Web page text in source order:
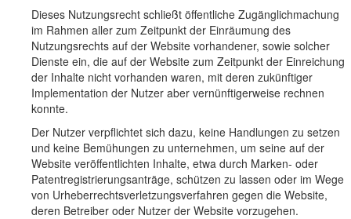
Dieses Nutzungsrecht schließt öffentliche Zugänglichmachung
im Rahmen aller zum Zeitpunkt der Einräumung des
Nutzungsrechts auf der Website vorhandener, sowie solcher
Dienste ein, die auf der Website zum Zeitpunkt der Einreichung
der Inhalte nicht vorhanden waren, mit deren zukünftiger
Implementation der Nutzer aber vernünftigerweise rechnen
konnte.
Der Nutzer verpflichtet sich dazu, keine Handlungen zu setzen
und keine Bemühungen zu unternehmen, um seine auf der
Website veröffentlichten Inhalte, etwa durch Marken- oder
Patentregistrierungsanträge, schützen zu lassen oder im Wege
von Urheberrechtsverletzungsverfahren gegen die Website,
deren Betreiber oder Nutzer der Website vorzugehen.